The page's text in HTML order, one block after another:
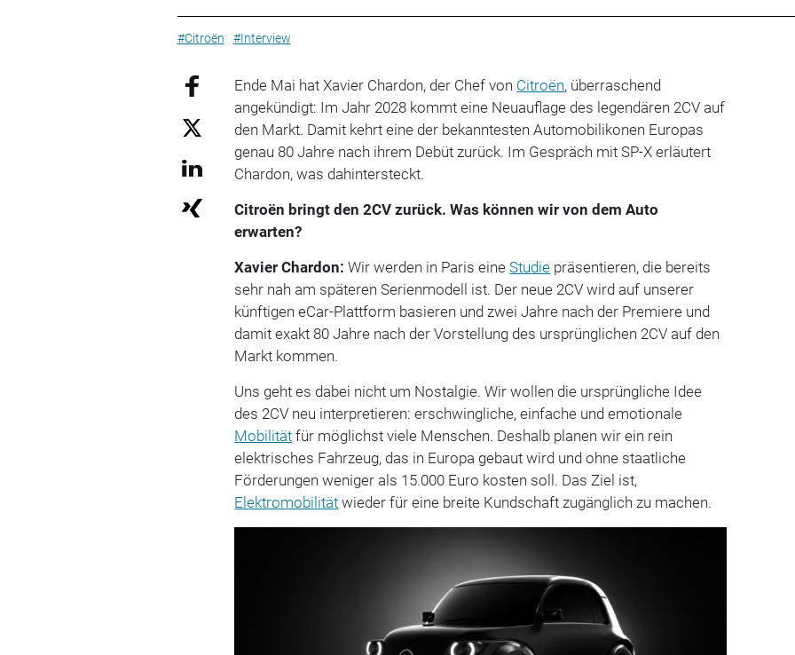
#Citroën #Interview
Ende Mai hat Xavier Chardon, der Chef von Citroën, überraschend
angekündigt: Im Jahr 2028 kommt eine Neuauflage des legendären 2CV auf
den Markt. Damit kehrt eine der bekanntesten Automobilikonen Europas
genau 80 Jahre nach ihrem Debüt zurück. Im Gespräch mit SP-X erläutert
Chardon, was dahintersteckt.
Citroën bringt den 2CV zurück. Was können wir von dem Auto
erwarten?
Xavier Chardon: Wir werden in Paris eineStudie präsentieren, die bereits
sehr nah am späteren Serienmodell ist. Der neue 2CV wird auf unserer
künftigen eCar-Plattform basieren und zwei Jahre nach der Premiere und
damit exakt 80 Jahre nach der Vorstellung des ursprünglichen 2CV auf den
Markt kommen.
Uns geht es dabei nicht um Nostalgie. Wir wollen die ursprüngliche Idee
des 2CV neu interpretieren: erschwingliche, einfache und emotionale
Mobilität für möglichst viele Menschen. Deshalb planen wir ein rein
elektrisches Fahrzeug, das in Europa gebaut wird und ohne staatliche
Förderungen weniger als 15.000 Euro kosten soll. Das Ziel ist,
Elektromobilität wieder für eine breite Kundschaft zugänglich zu machen.